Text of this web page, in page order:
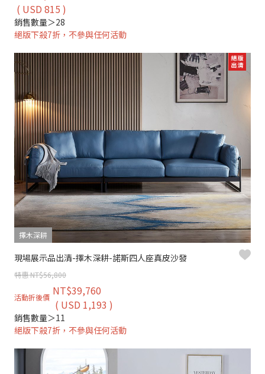
( USD 815 )
銷售數量＞28
絕版下殺7折，不參與任何活動
擇木深耕
現場展示品出清-擇木深耕-諾斯四人座真皮沙發
特惠 NT$56,800
活動折後價 NT$39,760
( USD 1,193 )
銷售數量＞11
絕版下殺7折，不參與任何活動